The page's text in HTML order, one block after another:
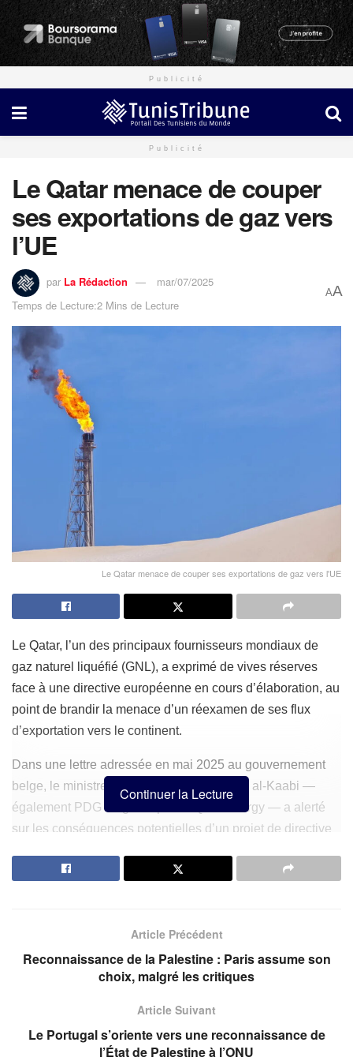
Publicité
Publicité
Le Qatar menace de couper
ses exportations de gaz vers
l’UE
par La Rédaction
mar/07/2025
Temps de Lecture:2 Mins de Lecture
AA
Le Qatar menace de couper ses exportations de gaz vers l'UE
Le Qatar, l’un des principaux fournisseurs mondiaux de
gaz naturel liquéfié (GNL), a exprimé de vives réserves
face à une directive européenne en cours d’élaboration, au
point de brandir la menace d’un réexamen de ses flux
d’exportation vers le continent.
Dans une lettre adressée en mai 2025 au gouvernement
belge, le ministre qatari de l’Énergie, Saad al-Kaabi —
également PDG du géant public QatarEnergy — a alerté
sur les conséquences potentielles d’un projet de directive
standards stricts en matière de droits humains et
QatarEnergy n’auront d’autre choix que d’envisager
européenne », a averti al-Kaabi dans ce courrier.
Une directive jugée contraignante
Continuer la Lecture
Article Précédent
Reconnaissance de la Palestine : Paris assume son
choix, malgré les critiques
Article Suivant
Le Portugal s’oriente vers une reconnaissance de
l’État de Palestine à l’ONU